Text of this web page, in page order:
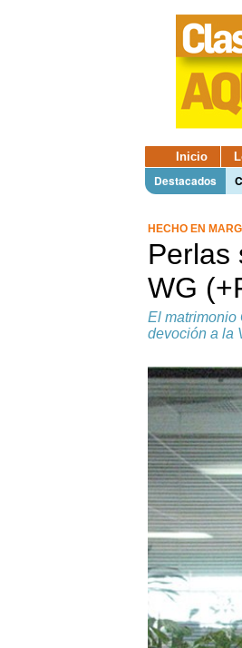
Inicio
Destacados
HECHO EN
Perlas
WG
El matrimonio
devoción a la